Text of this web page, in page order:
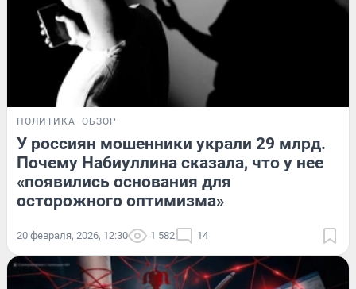
ПОЛИТИКА ОБЗОР
У россиян мошенники украли 29 млрд.
Почему Набиуллина сказала, что у нее
«появились основания для
осторожного оптимизма»
20 февраля, 2026, 12:30 1 582 14